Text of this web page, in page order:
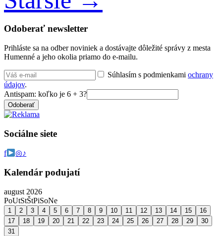
Odoberať newsletter
Prihláste sa na odber noviniek a dostávajte dôležité správy z mesta
Humenné a jeho okolia priamo do e-mailu.
Súhlasím s podmienkami ochrany
údajov.
Antispam: koľko je 6 + 3?
Odoberať
Sociálne siete
f ◎♪
Kalendár podujatí
august 2026
PoUtStŠtPiSoNe
1 2 3 4 5 6 7 8 9 10 11 12 13 14 15
16
17
18 19 20 21 22 23 24 25 26 27 28 29
30
31